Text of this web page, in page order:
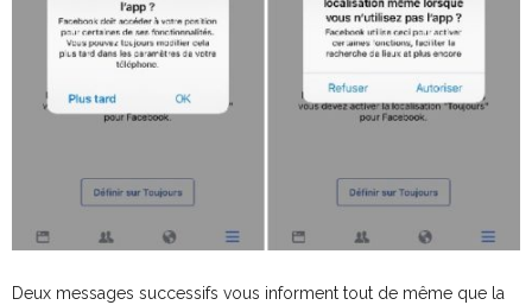
Deux messages successifs vous informent tout de même que la